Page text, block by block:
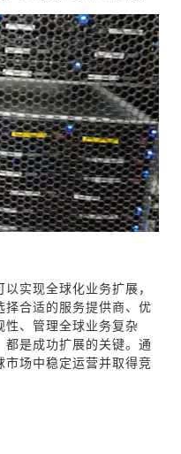
实现全球化业务扩展，
合适的服务提供商、优
、管理全球业务复杂
是成功扩展的关键。通
场中稳定运营并取得竞